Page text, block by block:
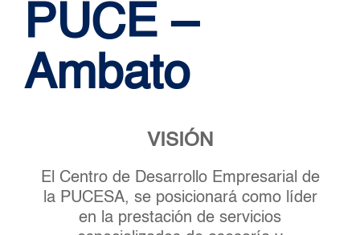
PUCE –
Ambato
VISIÓN
El Centro de Desarrollo Empresarial de
la PUCESA, se posicionará como líder
en la prestación de servicios